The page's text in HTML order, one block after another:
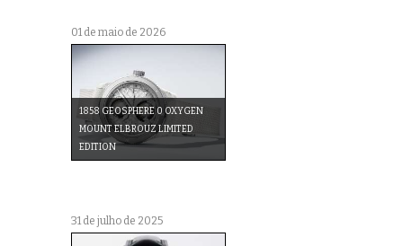
01 de maio de 2026
1858 GEOSPHERE 0 OXYGEN
MOUNT ELBROUZ LIMITED
EDITION
31 de julho de 2025